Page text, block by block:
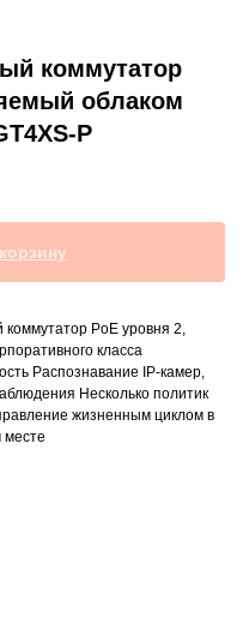
коммутатор
облаком
P
PoE уровня 2,
класса
Распознавание IP-камер,
Несколько политик
жизненным циклом в
месте